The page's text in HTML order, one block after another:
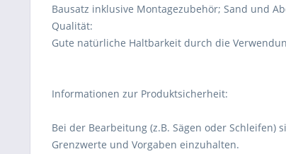
Bausatz inklusive Montagezubehör; Sand und
Qualität:
Gute natürliche Haltbarkeit durch die
Informationen zur Produktsicherheit:
Bei der Bearbeitung (z.B. Sägen oder Schleifen)
Grenzwerte und Vorgaben einzuhalten.